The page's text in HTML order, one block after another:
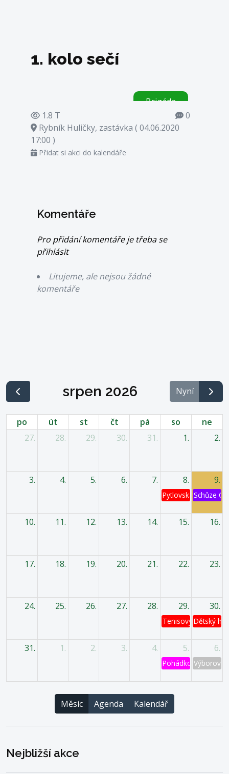
1. kolo sečí
Brigáda
1.8 T
0
Rybník Huličky, zastávka ( 04.06.2020
17:00 )
Přidat si akci do kalendáře
Komentáře
Pro přidání komentáře je třeba se
přihlásit
Litujeme, ale nejsou žádné
komentáře
srpen 2026 Nyní
po út st čt pá so
ne
27.
28. 29. 30. 31. 1. 2.
3. 4. 5. 6. 7. 8.
Pytlovská káď
9.
Schůze OV
10. 11. 12. 13. 14. 15. 16.
17. 18. 19. 20. 21. 22. 23.
24. 25. 26. 27. 28. 29.
Tenisový turnaj
30.
Dětský
31. 1. 2. 3. 4. 5.
Pohádkový les
6.
Výborová
Měsíc Agenda Kalendář
Nejbližší akce